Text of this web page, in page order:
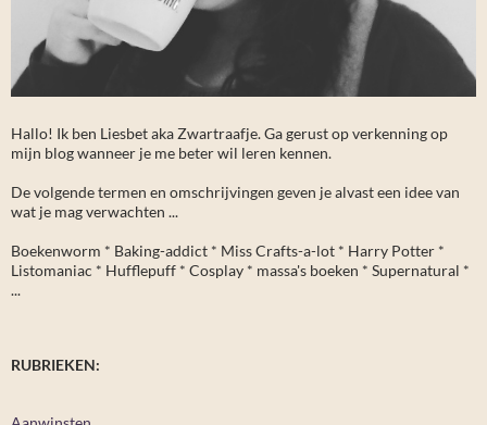
Hallo! Ik ben Liesbet aka Zwartraafje. Ga gerust op verkenning op
mijn blog wanneer je me beter wil leren kennen.
De volgende termen en omschrijvingen geven je alvast een idee van
wat je mag verwachten ...
Boekenworm * Baking-addict * Miss Crafts-a-lot * Harry Potter *
Listomaniac * Hufflepuff * Cosplay * massa's boeken * Supernatural *
...
RUBRIEKEN: